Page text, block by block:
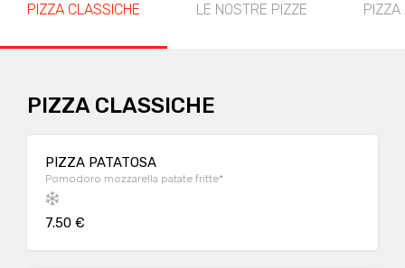
PIZZA CLASSICHE LE NOSTRE PIZZE PIZZA
PIZZA CLASSICHE
PIZZA PATATOSA
Pomodoro mozzarella patate fritte*
7.50 €